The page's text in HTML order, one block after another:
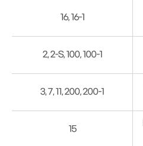
스
시
는
16, 16-1
2, 2-S, 100, 100-1
3, 7, 11, 200, 200-1
15